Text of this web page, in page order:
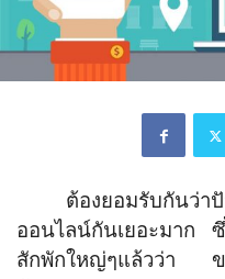
ต้องยอมรับกันว่าปั
ออนไลน์กันเยอะมาก
สักพักใหญ่ๆแล้วว่า ข